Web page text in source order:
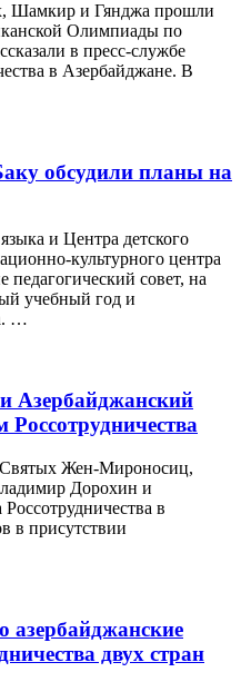
Шамкир и Гянджа прошли
Олимпиады по
в пресс-службе
в Азербайджане. В
обсудили планы на
и Центра детского
культурного центра
совет, на
учебный год и
…
Азербайджанский
Жен-Мироносиц,
Дорохин и
Россотрудничества в
в присутствии
азербайджанские
двух стран